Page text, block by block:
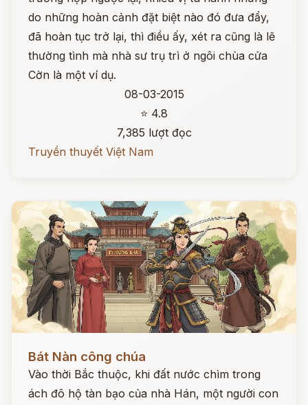
do những hoàn cảnh đặt biệt nào đó đưa đẩy,
đã hoàn tục trở lại, thì điều ấy, xét ra cũng là lẽ
thường tình mà nhà sư trụ trì ở ngôi chùa cửa
Cờn là một ví dụ.
08-03-2015
⭐ 4.8
7,385 lượt đọc
Truyền thuyết Việt Nam
Bát Nàn công chúa
Vào thời Bắc thuộc, khi đất nước chìm trong
ách đô hộ tàn bạo của nhà Hán, một người con